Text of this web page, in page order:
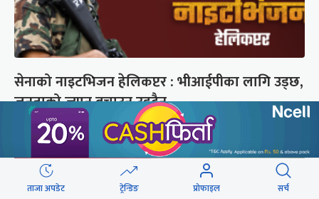
सेनाको नाइटभिजन हेलिकप्टर : भीआईपीका लागि उड्छ,
जनताको ज्यान बचाउन उड्दैन
ताजा अपडेट ट्रेन्डिङ प्रोफाइल सर्च